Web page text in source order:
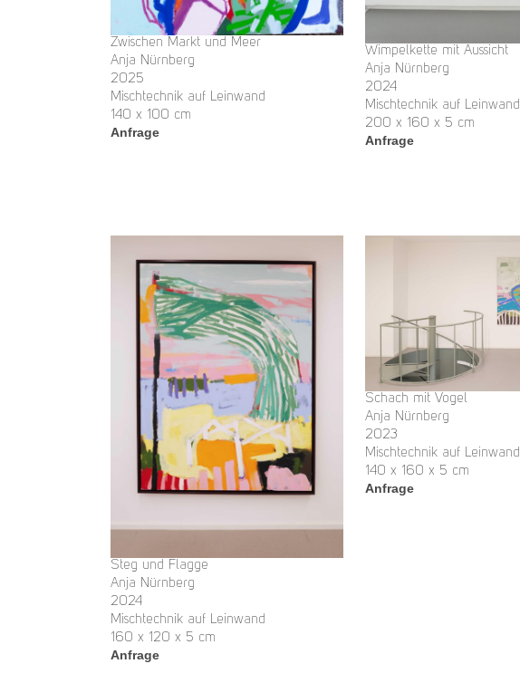
Zwischen Markt und Meer
Anja Nürnberg
2025
Mischtechnik auf Leinwand
140 x 100 cm
Anfrage
Wimpelkette mit Aussicht
Anja Nürnberg
2024
Mischtechnik auf Leinwand
200 x 160 x 5 cm
Anfrage
Steg und Flagge
Anja Nürnberg
2024
Mischtechnik auf Leinwand
160 x 120 x 5 cm
Anfrage
Schach mit Vogel
Anja Nürnberg
2023
Mischtechnik auf Leinwand
140 x 160 x 5 cm
Anfrage